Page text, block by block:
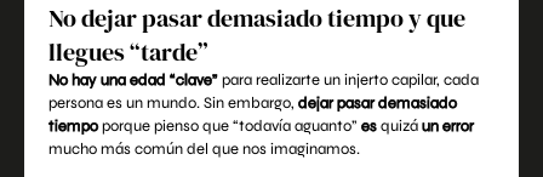
No dejar pasar demasiado tiempo y que
llegues “tarde”
No hay una edad “clave”para realizarte uninjerto capilar, cada
persona es un mundo. Sin embargo, dejar pasar demasiado
tiempoporque pienso que “todavía aguanto” esquizáun error
mucho más común del que nos imaginamos.